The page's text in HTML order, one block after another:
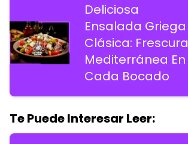
Deliciosa
Ensalada Griega
Clásica: Frescura
Mediterránea En
Cada Bocado
Te Puede Interesar Leer: